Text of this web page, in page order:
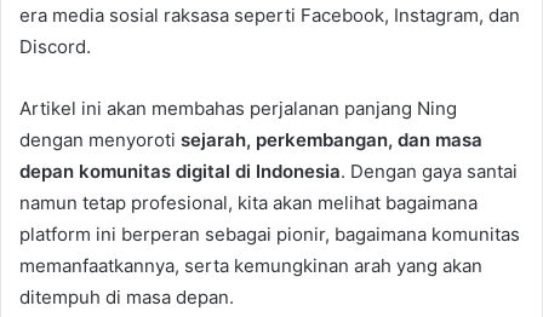
era media sosial raksasa seperti Facebook, Instagram, dan
Discord.
Artikel ini akan membahas perjalanan panjang Ning
dengan menyoroti sejarah, perkembangan, dan masa
depan komunitas digital di Indonesia. Dengan gaya santai
namun tetap profesional, kita akan melihat bagaimana
platform ini berperan sebagai pionir, bagaimana komunitas
memanfaatkannya, serta kemungkinan arah yang akan
ditempuh di masa depan.